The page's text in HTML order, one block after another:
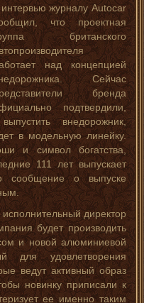
интервью журналу Autocar
что проектная
британского
над концепцией
Сейчас
бренда
подтвердили,
внедорожник,
в модельную линейку.
и символ богатства,
111 лет выпускает
сообщение о выпуске
директор
будет производить
и новой алюминиевой
для удовлетворения
ведут активный образ
новинку приписали к
ее именно таким